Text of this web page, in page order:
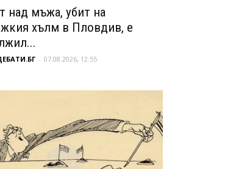
над мъжа, убит на
хълм в Пловдив, е
- 07.08.2026, 12:55